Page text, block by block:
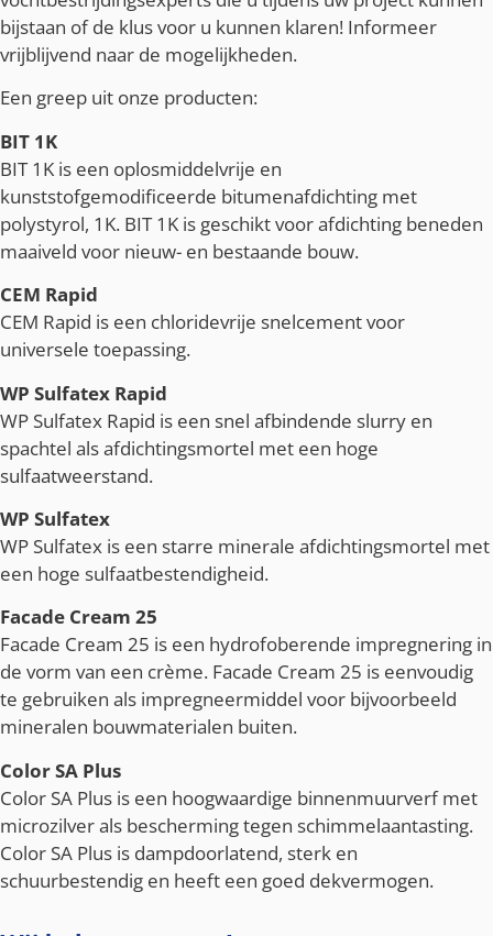
bijstaan of de klus voor u kunnen klaren! Informeer
vrijblijvend naar de mogelijkheden.
Een greep uit onze producten:
BIT 1K
BIT 1K is een oplosmiddelvrije en
kunststofgemodificeerde bitumenafdichting met
polystyrol, 1K. BIT 1K is geschikt voor afdichting beneden
maaiveld voor nieuw- en bestaande bouw.
CEM Rapid
CEM Rapid is een chloridevrije snelcement voor
universele toepassing.
WP Sulfatex Rapid
WP Sulfatex Rapid is een snel afbindende slurry en
spachtel als afdichtingsmortel met een hoge
sulfaatweerstand.
WP Sulfatex
WP Sulfatex is een starre minerale afdichtingsmortel met
een hoge sulfaatbestendigheid.
Facade Cream 25
Facade Cream 25 is een hydrofoberende impregnering in
de vorm van een crème. Facade Cream 25 is eenvoudig
te gebruiken als impregneermiddel voor bijvoorbeeld
mineralen bouwmaterialen buiten.
Color SA Plus
Color SA Plus is een hoogwaardige binnenmuurverf met
microzilver als bescherming tegen schimmelaantasting.
Color SA Plus is dampdoorlatend, sterk en
schuurbestendig en heeft een goed dekvermogen.